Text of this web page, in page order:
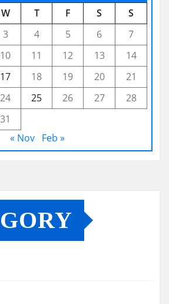
W T F S
S
3 4 5 6
7
10 11 12 13
14
17 18 19 20
21
24 25 26 27
28
31
« Nov
Feb »